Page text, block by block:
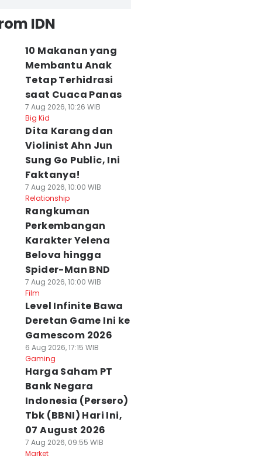
IDN
10 Makanan yang
Membantu Anak
Tetap Terhidrasi
saat Cuaca Panas
7 Aug 2026, 10:26 WIB
Big Kid
Dita Karang dan
Violinist Ahn Jun
Sung Go Public, Ini
Faktanya!
7 Aug 2026, 10:00 WIB
Relationship
Rangkuman
Perkembangan
Karakter Yelena
Belova hingga
Spider-Man BND
7 Aug 2026, 10:00 WIB
Film
Level Infinite Bawa
Deretan Game Ini ke
Gamescom 2026
6 Aug 2026, 17:15 WIB
Gaming
Harga Saham PT
Bank Negara
Indonesia (Persero)
Tbk (BBNI) Hari Ini,
07 August 2026
7 Aug 2026, 09:55 WIB
Market